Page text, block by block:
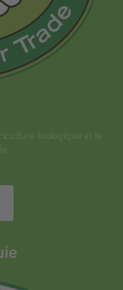
biologique et le